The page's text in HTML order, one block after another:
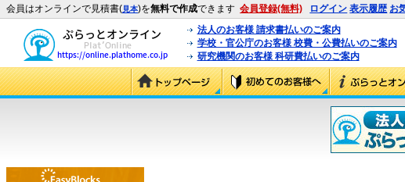
会員はオンラインで見積書(見本)を無料で作成できます 会員登録(無料) ログイン 表示履歴 お
法人のお客様 請求書払いのご案内
学校・官公庁のお客様 校費・公費払いのご案内
研究機関のお客様 科研費払いのご案内